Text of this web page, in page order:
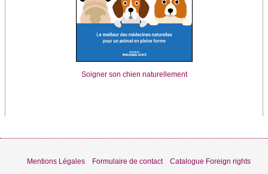
Soigner son chien naturellement
Mentions Légales Formulaire de contact Catalogue Foreign rights